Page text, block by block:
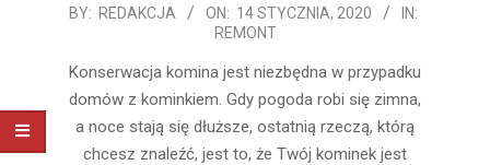
2020-
14
BY: REDAKCJA ON: 14 STYCZNIA, 2020
IN:
REMONT
Konserwacja komina jest niezbędna w przypadku
domów z kominkiem. Gdy pogoda robi się zimna,
a noce stają się dłuższe, ostatnią rzeczą, którą
chcesz znaleźć, jest to, że Twój kominek jest